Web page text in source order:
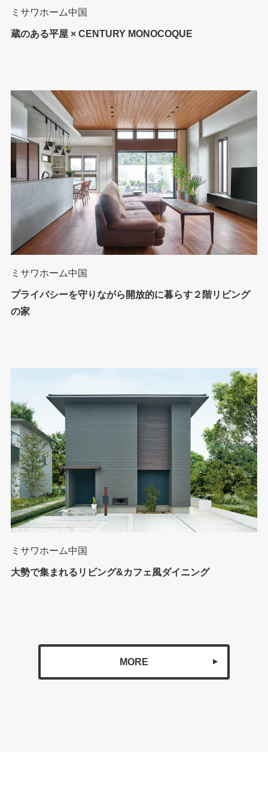
ミサワホーム中国
蔵のある平屋 × CENTURY MONOCOQUE
ミサワホーム中国
プライバシーを守りながら開放的に暮らす２階リビング
の家
ミサワホーム中国
大勢で集まれるリビング&カフェ風ダイニング
MORE